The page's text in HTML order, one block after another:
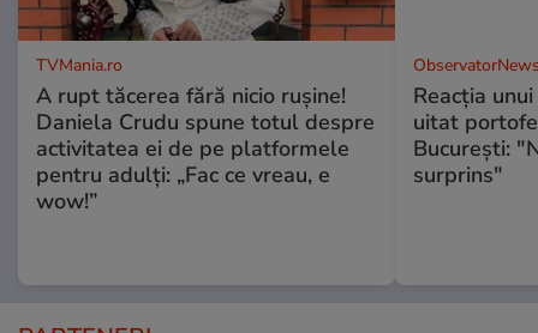
TVMania.ro
A rupt tăcerea fără nicio rușine!
Daniela Crudu spune totul despre
activitatea ei de pe platformele
pentru adulți: „Fac ce vreau, e
wow!”
Reacţia
uitat
Bucureşti:
surprins"